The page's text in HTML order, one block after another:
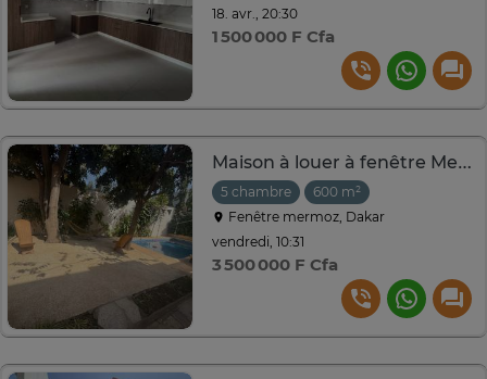
18. avr., 20:30
1 500 000 F Cfa
Maison à louer à fenêtre Mermoz
5 chambre
600 m²
Fenêtre mermoz, Dakar
vendredi, 10:31
3 500 000 F Cfa